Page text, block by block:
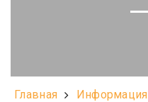
Главная Информация